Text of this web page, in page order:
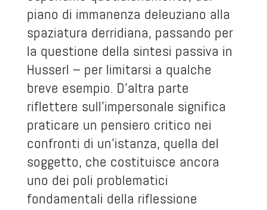
piano di immanenza deleuziano alla
spaziatura derridiana, passando per
la questione della sintesi passiva in
Husserl – per limitarsi a qualche
breve esempio. D’altra parte
riflettere sull’impersonale significa
praticare un pensiero critico nei
confronti di un’istanza, quella del
soggetto, che costituisce ancora
uno dei poli problematici
fondamentali della riflessione